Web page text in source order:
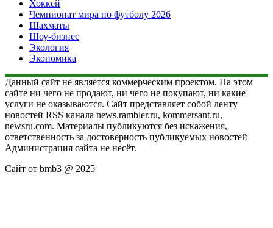
Хоккей
Чемпионат мира по футболу 2026
Шахматы
Шоу-бизнес
Экология
Экономика
Данный сайт не является коммерческим проектом. На этом
сайте ни чего не продают, ни чего не покупают, ни какие
услуги не оказываются. Сайт представляет собой ленту
новостей RSS канала news.rambler.ru, kommersant.ru,
newsru.com. Материалы публикуются без искажения,
ответственность за достоверность публикуемых новостей
Администрация сайта не несёт.
Сайт от bmb3 @ 2025